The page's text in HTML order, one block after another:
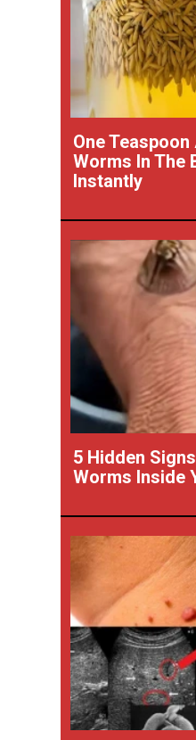
One
Worms In The
Instantly
5 Hidden
Worms Inside